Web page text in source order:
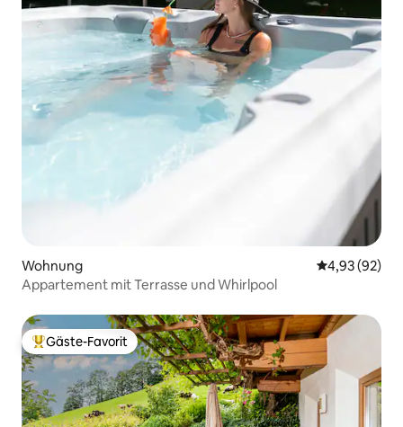
Wohnung
4,93 (92)
Appartement mit Terrasse und Whirlpool
Beliebter Gäste-Favorit.
Gäste-Favorit